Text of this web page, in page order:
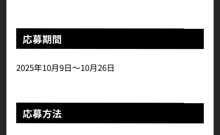
応募期間
2025年10月9日～10月26日
応募方法